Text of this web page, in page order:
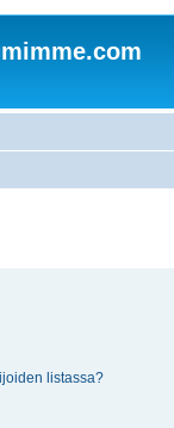
listassa?